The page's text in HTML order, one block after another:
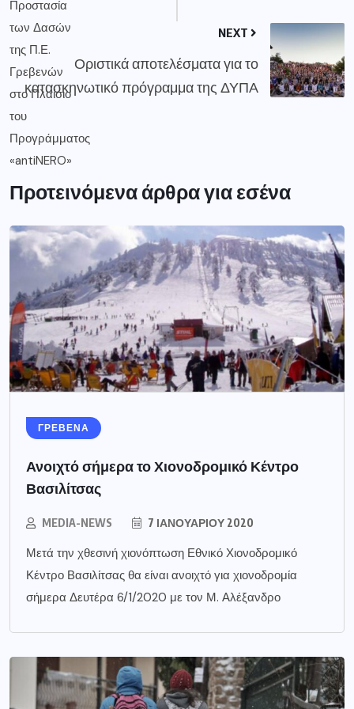
NEXT
Οριστικά αποτελέσματα για το
κατασκηνωτικό πρόγραμμα της ΔΥΠΑ
Προτεινόμενα άρθρα για εσένα
ΓΡΕΒΕΝΑ
Ανοιχτό σήμερα το Χιονοδρομικό Κέντρο
Βασιλίτσας
MEDIA-NEWS 7 ΙΑΝΟΥΑΡΊΟΥ 2020
Μετά την χθεσινή χιονόπτωση Εθνικό Χιονοδρομικό
Κέντρο Βασιλίτσας θα είναι ανοιχτό για χιονοδρομία
σήμερα Δευτέρα 6/1/2020 με τον Μ. Αλέξανδρο